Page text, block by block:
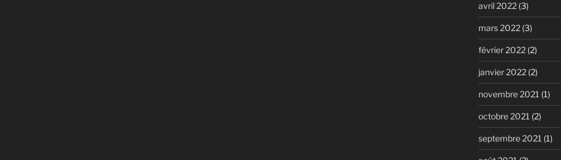
avril 2022(3)
mars 2022(3)
février 2022(2)
janvier 2022(2)
novembre 2021 (1)
octobre 2021 (2)
septembre 2021 (1)